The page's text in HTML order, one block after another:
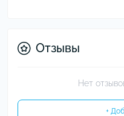
Отзывы
Нет
+